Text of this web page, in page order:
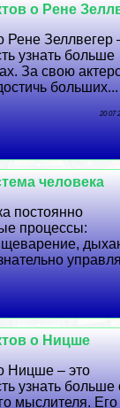
о Рене
Зеллвегер
узнать больше
За свою
больших...
20 07
человека
постоянно
процессы:
о Ницше
Ницше – это
узнать больше
мыслителя.